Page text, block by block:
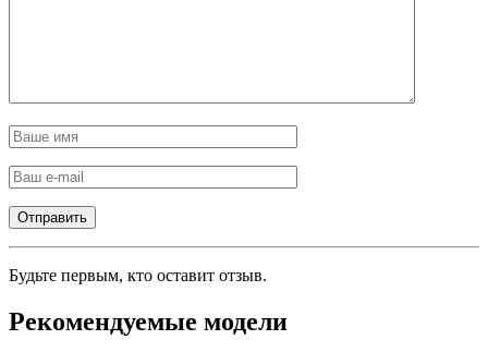
Будьте первым, кто оставит отзыв.
Рекомендуемые модели